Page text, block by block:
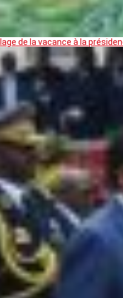
de la vacance à la